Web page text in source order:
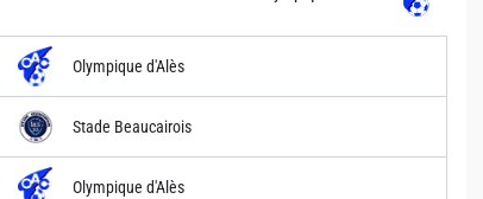
Olympique d'Alès
Stade Beaucairois
Olympique d'Alès